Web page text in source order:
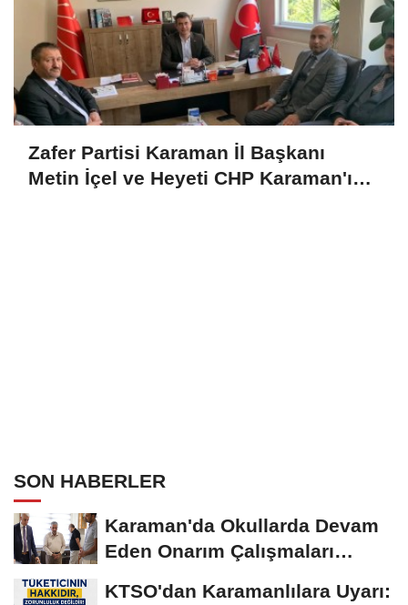
Zafer Partisi Karaman İl Başkanı
Metin İçel ve Heyeti CHP Karaman'ı
SON HABERLER
Karaman'da Okullarda Devam
Eden Onarım Çalışmaları
KTSO'dan Karamanlılara Uyarı: